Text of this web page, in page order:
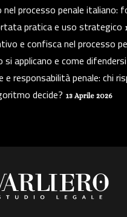
processo penale italiano:
pratica e uso strategico
e confisca nel processo
applicano e come difendersi
responsabilità penale: chi
decide? 13 Aprile 2026